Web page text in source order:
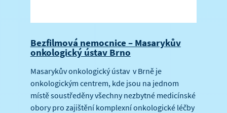
Bezfilmová nemocnice – Masarykův
onkologický ústav Brno
Masarykův onkologický ústav v Brně je
onkologickým centrem, kde jsou na jednom
místě soustředěny všechny nezbytné medicínské
obory pro zajištění komplexní onkologické léčby